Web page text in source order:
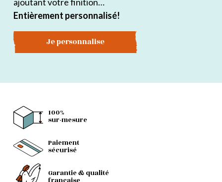
Entièrement personnalisé!
Je personnalise
100%
sur-mesure
Paiement
sécurisé
Garantie & qualité